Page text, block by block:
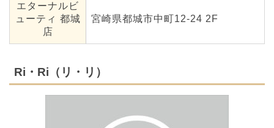
エターナルビ
ューティ 都城
店
宮崎県都城市中町12-24 2F
Ri・Ri（リ・リ）